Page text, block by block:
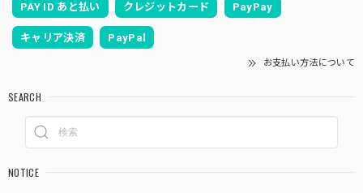
PAY ID あと払い クレジットカード PayPay
キャリア決済 PayPal
お支払い方法について
SEARCH
NOTICE